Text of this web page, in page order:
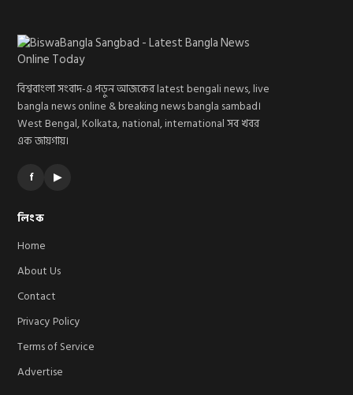
বিশ্ববাংলা সংবাদ-এ পড়ুন আজকের latest bengali news, live
bangla news online & breaking news bangla sambad।
West Bengal, Kolkata, national, international সব খবর
এক জায়গায়।
f ▶
লিংক
Home
About Us
Contact
Privacy Policy
Terms of Service
Advertise